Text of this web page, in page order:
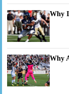
Why
Why